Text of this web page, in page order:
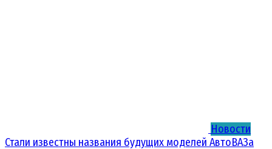
Новости
Стали известны названия будущих моделей АвтоВАЗа